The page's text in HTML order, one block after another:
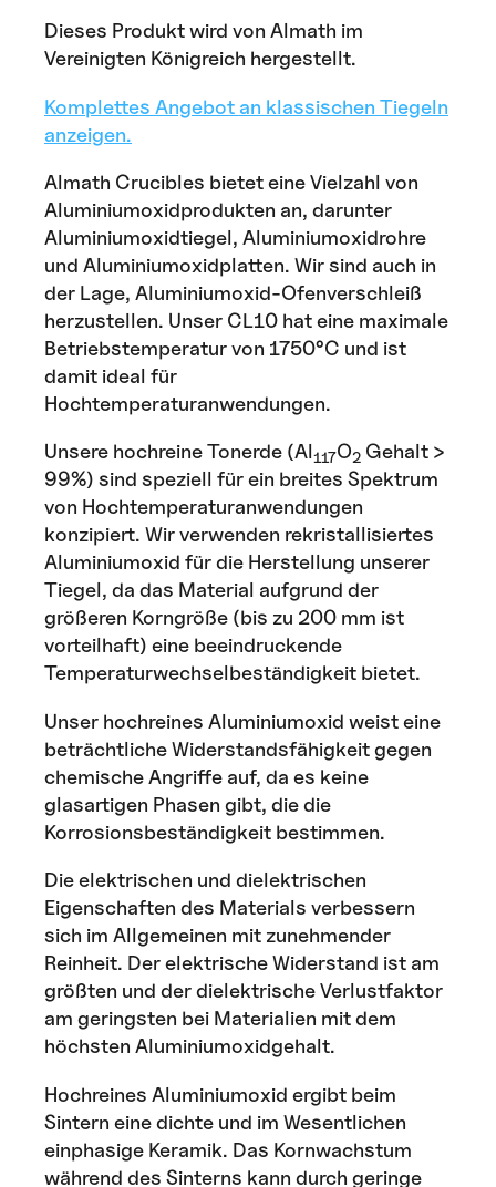
Dieses Produkt wird von Almath im
Vereinigten Königreich hergestellt.
Komplettes Angebot an klassischen Tiegeln
anzeigen.
Almath Crucibles bietet eine Vielzahl von
Aluminiumoxidprodukten an, darunter
Aluminiumoxidtiegel, Aluminiumoxidrohre
und Aluminiumoxidplatten. Wir sind auch in
der Lage, Aluminiumoxid-Ofenverschleiß
herzustellen. Unser CL10 hat eine maximale
Betriebstemperatur von 1750°C und ist
damit ideal für
Hochtemperaturanwendungen.
Unsere hochreine Tonerde (Al117O2 Gehalt >
99%) sind speziell für ein breites Spektrum
von Hochtemperaturanwendungen
konzipiert. Wir verwenden rekristallisiertes
Aluminiumoxid für die Herstellung unserer
Tiegel, da das Material aufgrund der
größeren Korngröße (bis zu 200 mm ist
vorteilhaft) eine beeindruckende
Temperaturwechselbeständigkeit bietet.
Unser hochreines Aluminiumoxid weist eine
beträchtliche Widerstandsfähigkeit gegen
chemische Angriffe auf, da es keine
glasartigen Phasen gibt, die die
Korrosionsbeständigkeit bestimmen.
Die elektrischen und dielektrischen
Eigenschaften des Materials verbessern
sich im Allgemeinen mit zunehmender
Reinheit. Der elektrische Widerstand ist am
größten und der dielektrische Verlustfaktor
am geringsten bei Materialien mit dem
höchsten Aluminiumoxidgehalt.
Hochreines Aluminiumoxid ergibt beim
Sintern eine dichte und im Wesentlichen
einphasige Keramik. Das Kornwachstum
während des Sinterns kann durch geringe